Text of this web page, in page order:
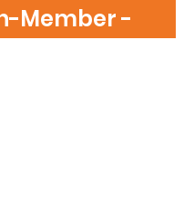
Member -
EWG